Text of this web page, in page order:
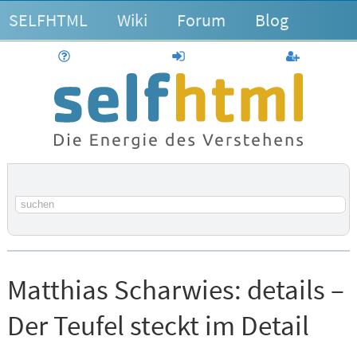
SELFHTML Wiki Forum Blog
anmelden
Suchbegriff
Matthias Scharwies: details –
Der Teufel steckt im Detail